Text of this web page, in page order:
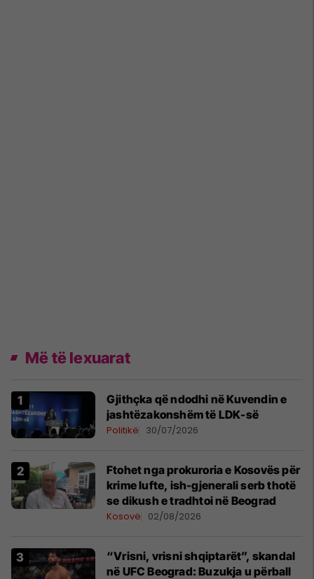
Më të lexuarat
Gjithçka që ndodhi në Kuvendin e
jashtëzakonshëm të LDK-së
Politikë 30/07/2026
Ftohet nga prokuroria e Kosovës për
krime lufte, ish-gjenerali serb thotë
se dikush e tradhtoi në Beograd
Kosovë 02/08/2026
“Vrisni, vrisni shqiptarët”, skandal
në UFC Beograd: Buzukja u përball